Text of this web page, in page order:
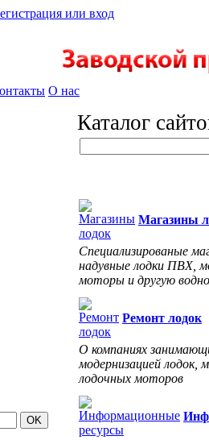
или вход
О нас
Каталог
Магазины
Специализированые
надувные лодки ПВХ,
моторы и другую
Ремонт лодок
О компаниях
модернизацией лодок,
лодочных моторов